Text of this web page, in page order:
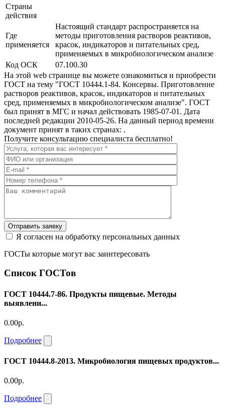
Страны
действия
Где
применяется
Настоящий стандарт распространяется на
методы приготовления растворов реактивов,
красок, индикаторов и питательных сред,
применяемых в микробиологическом анализе
Код ОСК
07.100.30
На этой web странице вы можете ознакомиться и приобрести
ГОСТ на тему "ГОСТ 10444.1-84. Консервы. Приготовление
растворов реактивов, красок, индикаторов и питательных
сред, применяемых в микробиологическом анализе". ГОСТ
был принят в МГС и начал действовать 1985-07-01. Дата
последней редакции 2010-05-26. На данный период времени
документ принят в таких странах: .
Получите консультацию специалиста бесплатно!
Отправить заявку
Я согласен на обработку персональных данных
ГОСТы которые могут вас заинтересовать
Список ГОСТов
ГОСТ 10444.7-86. Продукты пищевые. Методы
выявлени...
0.00р.
Подробнее
ГОСТ 10444.8-2013. Микробиология пищевых продуктов...
0.00р.
Подробнее